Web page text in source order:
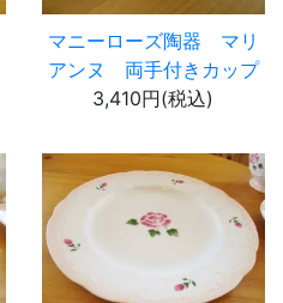
マニーローズ陶器 マリ
アンヌ 両手付きカップ
3,410円(税込)